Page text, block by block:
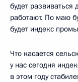
будет
работают. По маю
будет индекс
Что касается
у нас сегодня
в этом году